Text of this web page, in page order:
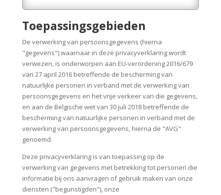
Toepassingsgebieden
De verwerking van persoonsgegevens (hierna
"gegevens") waarnaar in deze privacyverklaring wordt
verwezen, is onderworpen aan EU-verordening 2016/679
van 27 april 2016 betreffende de bescherming van
natuurlijke personen in verband met de verwerking van
persoonsgegevens en het vrije verkeer van die gegevens,
en aan de Belgische wet van 30 juli 2018 betreffende de
bescherming van natuurlijke personen in verband met de
verwerking van persoonsgegevens, hierna de "AVG"
genoemd.
Deze privacyverklaring is van toepassing op de
verwerking van gegevens met betrekking tot personen die
informatie bij ons aanvragen of gebruik maken van onze
diensten ("begunstigden"), onze